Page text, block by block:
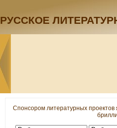
РУССКОЕ
Спонсором литературных